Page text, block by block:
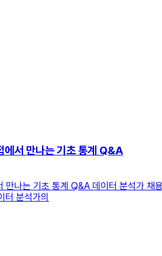
에서 만나는 기초 통계 Q&A
나는 기초 통계 Q&A 데이터 분석가 채
터 분석가의